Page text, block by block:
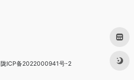
陇ICP备2022000941号-2